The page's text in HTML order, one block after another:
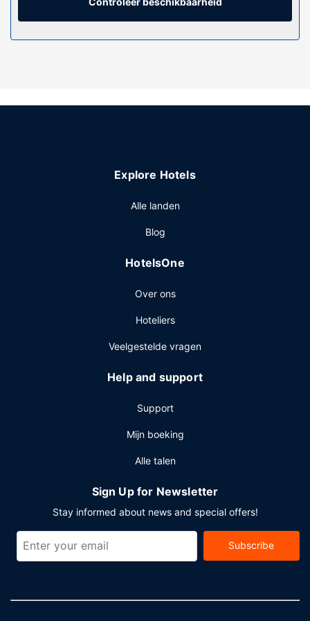
Algemene voorziening
De accommodatie heeft een tuin waar je van het uitzicht
De receptie is tijdens beperkte uren geopend. Ter
Explore Hotels
Alle landen
Blog
HotelsOne
Over ons
Hoteliers
Veelgestelde vragen
Help and support
Support
Mijn boeking
Alle talen
Sign Up for Newsletter
Stay informed about news and special offers!
Subscribe